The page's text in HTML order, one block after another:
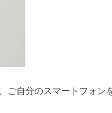
ご自分のスマートフォン